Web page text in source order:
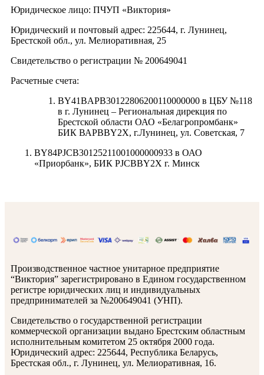
Юридическое лицо: ПЧУП «Виктория»
Юридический и почтовый адрес: 225644, г. Лунинец,
Брестской обл., ул. Мелиоративная, 25
Свидетельство о регистрации № 200649041
Расчетные счета:
BY41BAPB30122806200110000000 в ЦБУ №118
в г. Лунинец – Региональная дирекция по
Брестской области ОАО «Белагропромбанк»
БИК ВАРВВY2X, г.Лунинец, ул. Советская, 7
BY84PJCB30125211001000000933 в ОАО
«Приорбанк», БИК PJCBBY2X г. Минск
Производственное частное унитарное предприятие
“Виктория” зарегистрировано в Едином государственном
регистре юридических лиц и индивидуальных
предпринимателей за №200649041 (УНП).
Свидетельство о государственной регистрации
коммерческой организации выдано Брестским областным
исполнительным комитетом 25 октября 2000 года.
Юридический адрес: 225644, Республика Беларусь,
Брестская обл., г. Лунинец, ул. Мелиоративная, 16.